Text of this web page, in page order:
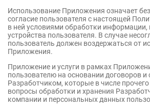
Использование Приложения означает
согласие пользователя с настоящей
в ней условиями обработки информации,
устройства пользователя. В случае
пользователь должен воздержаться от
Приложения.
Приложение и услуги в рамках
пользователю на основании договоров и
Разработчиком, которые в числе
вопросы обработки и хранения
компании и персональных данных